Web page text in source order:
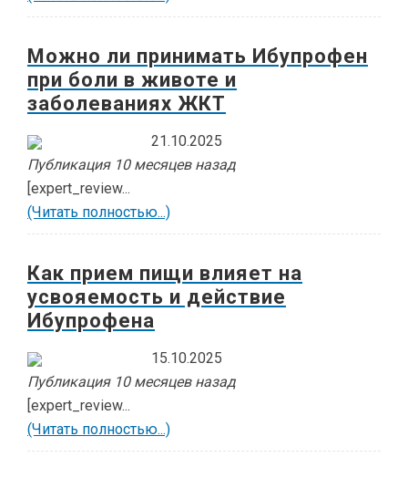
Можно ли принимать Ибупрофен
при боли в животе и
заболеваниях ЖКТ
21.10.2025
Публикация 10 месяцев назад
[expert_review...
(Читать полностью...)
Как прием пищи влияет на
усвояемость и действие
Ибупрофена
15.10.2025
Публикация 10 месяцев назад
[expert_review...
(Читать полностью...)